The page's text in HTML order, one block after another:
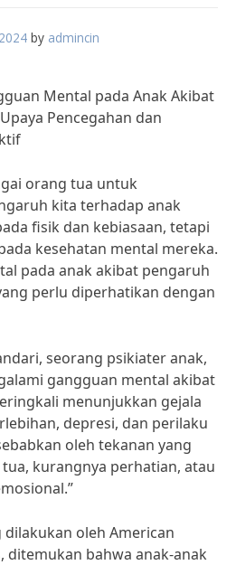
by admincin
Mental pada Anak Akibat
Pencegahan dan
orang tua untuk
kita terhadap anak
fisik dan kebiasaan, tetapi
kesehatan mental mereka.
pada anak akibat pengaruh
perlu diperhatikan dengan
seorang psikiater anak,
gangguan mental akibat
menunjukkan gejala
depresi, dan perilaku
oleh tekanan yang
kurangnya perhatian, atau
oleh American
ditemukan bahwa anak-anak